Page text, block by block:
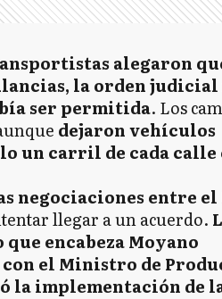
alegaron
la orden
ser permitida. Los
dejaron vehículos
un carril de cada calle
negociaciones entre
llegar a un acuerdo.
encabeza Moyano
el Ministro de
implementación de